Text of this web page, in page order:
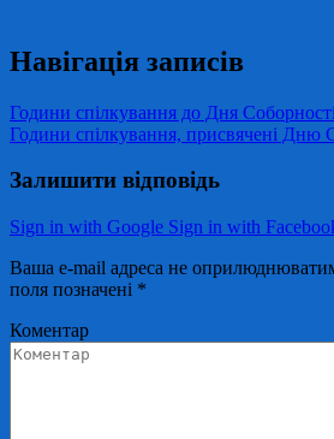
Навігація записів
Години спілкування до Дня
Години спілкування, присвячені Дню
Залишити відповідь
Sign in with Google Sign in with
Ваша e-mail адреса не
поля позначені *
Коментар